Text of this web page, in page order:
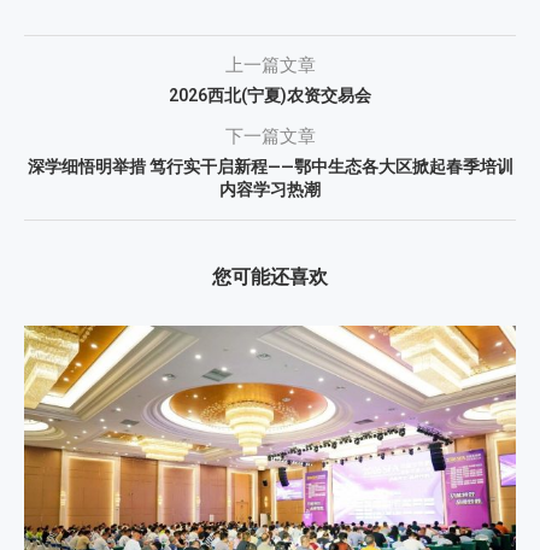
上一篇文章
2026西北(宁夏)农资交易会
下一篇文章
深学细悟明举措 笃行实干启新程——鄂中生态各大区掀起春季培训
内容学习热潮
您可能还喜欢